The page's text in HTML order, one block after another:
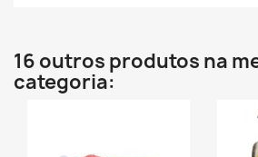
16 outros produtos na
categoria: